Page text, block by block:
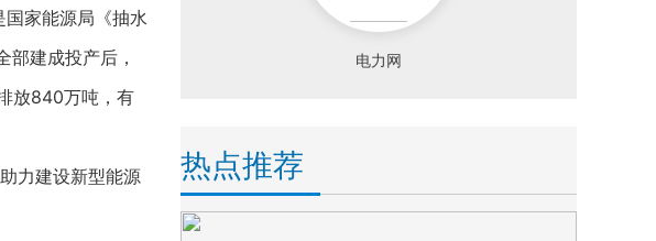
家能源局《抽水
建成投产后，
放840万吨，有
力建设新型能源
电力网
热点推荐